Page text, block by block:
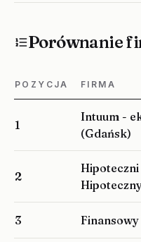
Porównanie
POZYCJA FIRMA
1
Intuum -
(Gdańsk)
2
3